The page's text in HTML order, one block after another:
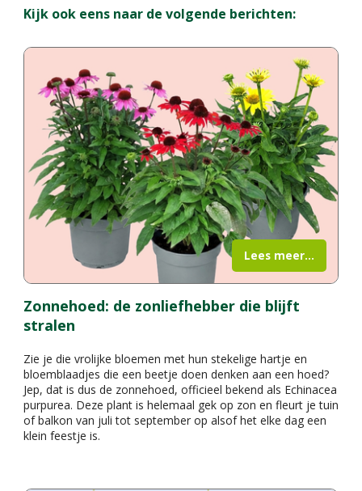
Kijk ook eens naar de volgende berichten:
Zonnehoed: de zonliefhebber die blijft
stralen
Zie je die vrolijke bloemen met hun stekelige hartje en
bloemblaadjes die een beetje doen denken aan een hoed?
Jep, dat is dus de zonnehoed, officieel bekend als Echinacea
purpurea. Deze plant is helemaal gek op zon en fleurt je tuin
of balkon van juli tot september op alsof het elke dag een
klein feestje is.
Lees meer...